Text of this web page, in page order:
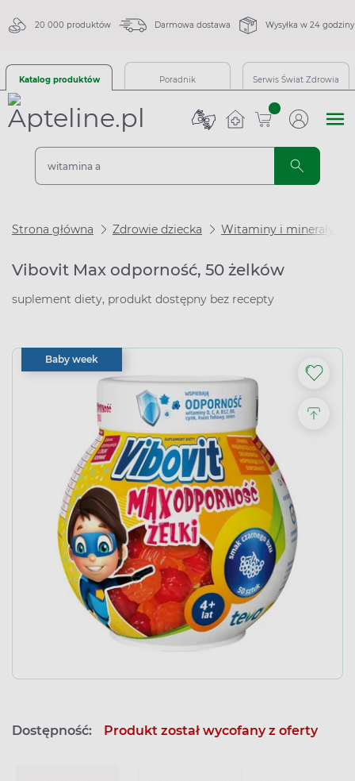
20 000 produktów Darmowa dostawa Wysyłka w 24 godziny
Katalog produktów Poradnik Serwis Świat Zdrowia
sztuk
Strona główna Zdrowie dziecka Witaminy i minerały
Vibovit Max odporność, 50 żelków
suplement diety, produkt dostępny bez recepty
Baby week
Dostępność: Produkt został wycofany z oferty